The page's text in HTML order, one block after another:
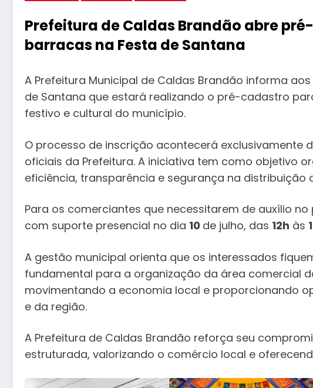
Prefeitura de Caldas Brandão abre
barracas na Festa de Santana
A Prefeitura Municipal de Caldas Brandão informa
de Santana que estará realizando o pré-cadastro
festivo e cultural do município.
O processo de inscrição acontecerá exclusivamente
oficiais da Prefeitura. A iniciativa tem como objetivo
eficiência, transparência e segurança na distribuição
Para os comerciantes que necessitarem de auxílio
com suporte presencial no dia 10 de julho, das 12h às
A gestão municipal orienta que os interessados
fundamental para a organização da área comercial
movimentando a economia local e proporcionando
e da região.
A Prefeitura de Caldas Brandão reforça seu
estruturada, valorizando o comércio local e